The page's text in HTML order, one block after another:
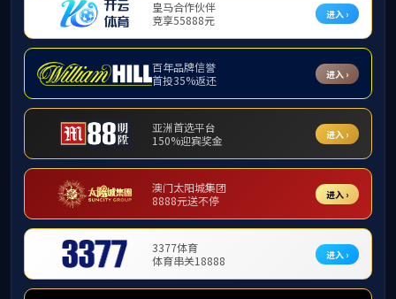
理论研究
以案示警
学习园地
见附件。